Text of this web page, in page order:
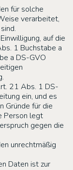
für solche
verarbeitet,
auf die
1 Buchstabe a
a DS-GVO
21 Abs. 1 DS-
ein, und es
Gründe für die
Person legt
gegen die
unrechtmäßig
Daten ist zur